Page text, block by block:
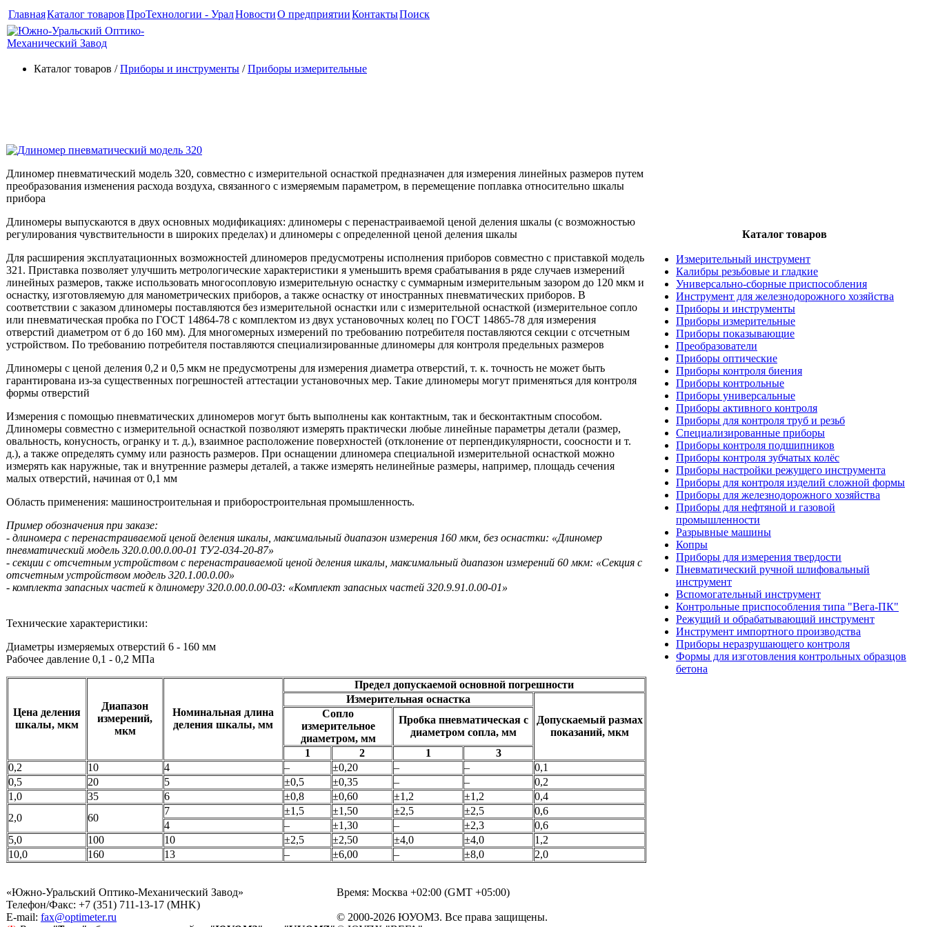
ГлавнаяКаталог товаровПроТехнологии - УралНовостиО предприятииКонтактыПоиск
Каталог товаров /Приборы и инструменты /Приборы измерительные
Длиномер пневматический модель 320, совместно с измерительной оснасткой предназначен для измерения линейных размеров путем
преобразования изменения расхода воздуха, связанного с измеряемым параметром, в перемещение поплавка относительно шкалы
прибора
Длиномеры выпускаются в двух основных модификациях: длиномеры с перенастраиваемой ценой деления шкалы (с возможностью
регулирования чувствительности в широких пределах) и длиномеры с определенной ценой деления шкалы
Для расширения эксплуатационных возможностей длиномеров предусмотрены исполнения приборов совместно с приставкой модель
321. Приставка позволяет улучшить метрологические характеристики я уменьшить время срабатывания в ряде случаев измерений
линейных размеров, также использовать многосопловую измерительную оснастку с суммарным измерительным зазором до 120 мкм и
оснастку, изготовляемую для манометрических приборов, а также оснастку от иностранных пневматических приборов. В
соответствии с заказом длиномеры поставляются без измерительной оснастки или с измерительной оснасткой (измерительное сопло
или пневматическая пробка по ГОСТ 14864-78 с комплектом из двух установочных колец по ГОСТ 14865-78 для измерения
отверстий диаметром от б до 160 мм). Для многомерных измерений по требованию потребителя поставляются секции с отсчетным
устройством. По требованию потребителя поставляются специализированные длиномеры для контроля предельных размеров
Длиномеры с ценой деления 0,2 и 0,5 мкм не предусмотрены для измерения диаметра отверстий, т. к. точность не может быть
гарантирована из-за существенных погрешностей аттестации установочных мер. Такие длиномеры могут применяться для контроля
формы отверстий
Измерения с помощью пневматических длиномеров могут быть выполнены как контактным, так и бесконтактным способом.
Длиномеры совместно с измерительной оснасткой позволяют измерять практически любые линейные параметры детали (размер,
овальность, конусность, огранку и т. д.), взаимное расположение поверхностей (отклонение от перпендикулярности, соосности и т.
д.), а также определять сумму или разность размеров. При оснащении длиномера специальной измерительной оснасткой можно
измерять как наружные, так и внутренние размеры деталей, а также измерять нелинейные размеры, например, площадь сечения
малых отверстий, начиная от 0,1 мм
Область применения: машиностроительная и приборостроительная промышленность.
Пример обозначения при заказе:
- длиномера с перенастраиваемой ценой деления шкалы, максимальный диапазон измерения 160 мкм, без оснастки: «Длиномер
пневматический модель 320.0.00.0.00-01 ТУ2-034-20-87»
- секции с отсчетным устройством с перенастраиваемой ценой деления шкалы, максимальный диапазон измерений 60 мкм: «Секция с
отсчетным устройством модель 320.1.00.0.00»
- комплекта запасных частей к длиномеру 320.0.00.0.00-03: «Комплект запасных частей 320.9.91.0.00-01»
Технические характеристики:
Диаметры измеряемых отверстий 6 - 160 мм
Рабочее давление 0,1 - 0,2 МПа
Цена деления
шкалы, мкм
Диапазон
измерений,
мкм
Номинальная длина
деления шкалы, мм
Предел допускаемой основной погрешности
Измерительная оснастка
Допускаемый размах
показаний, мкм
Сопло
измерительное
диаметром, мм
Пробка пневматическая с
диаметром сопла, мм
1
2 1
3
0,2
10 4 – ±0,20 – –
0,1
0,5
20 5 ±0,5 ±0,35 – –
0,2
1,0
35 6 ±0,8 ±0,60 ±1,2 ±1,2
0,4
2,0
60
7 ±1,5 ±1,50 ±2,5 ±2,5
0,6
4
– ±1,30 – ±2,3
0,6
5,0
100 10 ±2,5 ±2,50 ±4,0 ±4,0
1,2
10,0
160 13 – ±6,00 – ±8,0 2,0
Каталог товаров
Измерительный инструмент
Калибры резьбовые и гладкие
Универсально-сборные приспособления
Инструмент для железнодорожного хозяйства
Приборы и инструменты
Приборы измерительные
Приборы показывающие
Преобразователи
Приборы оптические
Приборы контроля биения
Приборы контрольные
Приборы универсальные
Приборы активного контроля
Приборы для контроля труб и резьб
Специализированные приборы
Приборы контроля подшипников
Приборы контроля зубчатых колёс
Приборы настройки режущего инструмента
Приборы для контроля изделий сложной формы
Приборы для железнодорожного хозяйства
Приборы для нефтяной и газовой
промышленности
Разрывные машины
Копры
Приборы для измерения твердости
Пневматический ручной шлифовальный
инструмент
Вспомогательный инструмент
Контрольные приспособления типа "Вега-ПК"
Режущий и обрабатывающий инструмент
Инструмент импортного производства
Приборы неразрушающего контроля
Формы для изготовления контрольных образцов
бетона
«Южно-Уральский Оптико-Механический Завод»
Телефон/Факс: +7 (351) 711-13-17 (MHK)
Е-mail: fax@optimeter.ru
Время: Москва +02:00 (GMT +05:00)
© 2000-2026 ЮУОМЗ. Все права защищены.